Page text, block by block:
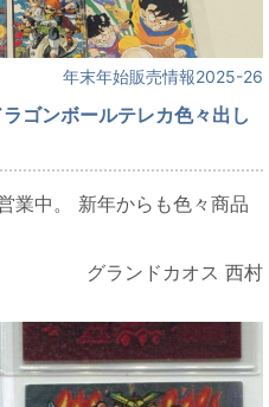
年末年始販売情報2025-26
ゴンボールテレカ色々出し
業中。 新年からも色々商品
グランドカオス 西村